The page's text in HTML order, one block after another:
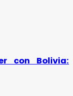
con Bolivia: